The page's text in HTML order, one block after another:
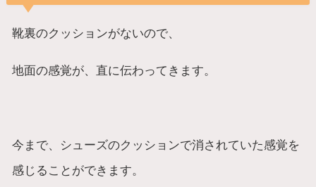
靴裏のクッションがないので、
地面の感覚が、直に伝わってきます。
今まで、シューズのクッションで消されていた感覚を
感じることができます。